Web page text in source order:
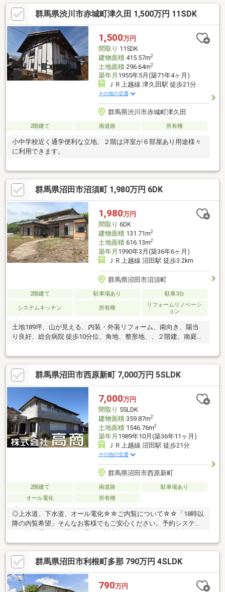
群馬県渋川市赤城町津久田 1,500万円 11SDK
1,500万円
間取り 11SDK
建物面積415.57m2
土地面積296.64m2
築年月 1955年5月(築71年4ヶ月)
ＪＲ上越線 津久田駅 徒歩21分
その他の交通
群馬県渋川市赤城町津久田
2階建て 南道路 所有権
小中学校近く通学便利な立地、２階は洋室が６部屋あり用途様々
に利用できます。
群馬県沼田市沼須町 1,980万円 6DK
1,980万円
間取り 6DK
建物面積131.71m2
土地面積616.13m2
築年月 1990年3月(築36年6ヶ月)
ＪＲ上越線 沼田駅 徒歩3.2km
群馬県沼田市沼須町
2階建て 駐車場あり 駐車3台
システムキッチン 所有権
リフォームリノベーシ
ョン
土地189坪、山が見える、内装・外装リフォーム、南向き、陽当
り良好、総合病院 徒歩10分位、角地、整形地、、２階建、南庭、
眺望良好、畑、隣家との間隔が大きい
群馬県沼田市西原新町 7,000万円 5SLDK
7,000万円
間取り 5SLDK
建物面積359.87m2
土地面積1546.76m2
築年月 1989年10月(築36年11ヶ月)
ＪＲ上越線 沼田駅 徒歩21分
その他の交通
群馬県沼田市西原新町
2階建て 南道路
駐車場あり
オール電化
所有権
◎上水道、下水道、オール電化☆☆ご内覧について☆☆「18時以
降の内覧希望」そんなお客様でもご安心ください。予約システム
相談ください。◆現況：居住中◆計画道路：有◆建物構造：木・
鉄骨造かわらぶき2階建◆車庫面積：136.19㎡◆南側接道：10.6ｍ
～11.2ｍ群馬県沼田市利根町多那 790万円 4SLDK
790万円